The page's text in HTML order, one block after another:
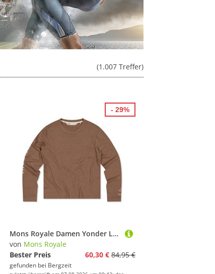
(1.007 Treffer)
Mons Royale Damen Yonder Longsleeve
von Mons Royale
Bester Preis
60,30 € 84,95 €
gefunden bei Bergzeit
- 29%